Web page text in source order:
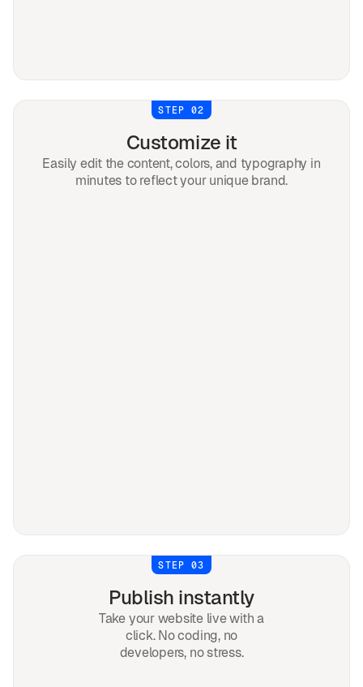
STEP 02
Customize it
Easily edit the content, colors, and typography in
minutes to reflect your unique brand.
STEP 03
Publish instantly
Take your website live with a
click. No coding, no
developers, no stress.